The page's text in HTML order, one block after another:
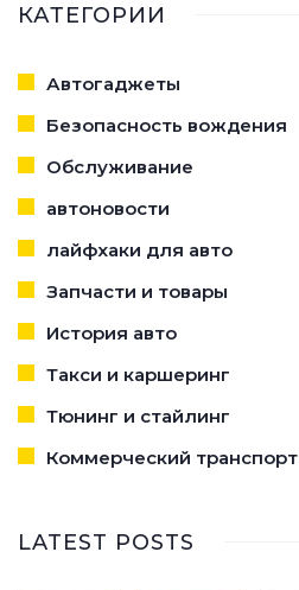
КАТЕГОРИИ
Автогаджеты
Безопасность вождения
Обслуживание
автоновости
лайфхаки для авто
Запчасти и товары
История авто
Такси и каршеринг
Тюнинг и стайлинг
Коммерческий транспорт
LATEST POSTS